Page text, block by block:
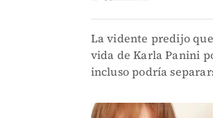
La vidente predijo
vida de Karla Panini
incluso podría